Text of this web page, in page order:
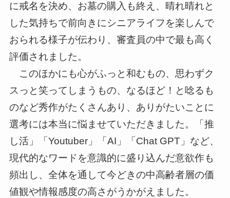
に戒名を決め、お墓の購入も終え、晴れ晴れと
した気持ちで前向きにシニアライフを楽しんで
おられる様子が伝わり、審査員の中で最も高く
評価されました。
このほかにも心がふっと和むもの、思わずク
スっと笑ってしまうもの、なるほど！と唸るも
のなど秀作がたくさんあり、ありがたいことに
選考には本当に悩ませていただきました。「推
し活」「Youtuber」「AI」「Chat GPT」など、
現代的なワードを意識的に盛り込んだ意欲作も
頻出し、全体を通して今どきの中高齢者層の価
値観や情報感度の高さがうかがえました。